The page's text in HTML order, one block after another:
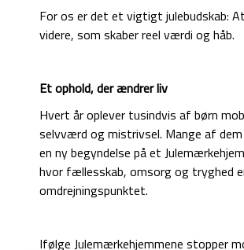
For os er det et vigtigt julebudskab:
videre, som skaber reel værdi og håb.
Et ophold, der ændrer liv
Hvert år oplever tusindvis af børn
selvværd og mistrivsel. Mange af
en ny begyndelse på et
hvor fællesskab, omsorg og tryghed
omdrejningspunktet.
Ifølge Julemærkehjemmene stopper